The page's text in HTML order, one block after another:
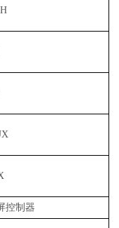
控制器